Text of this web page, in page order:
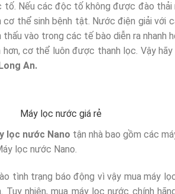
Nếu các độc tố không được đào thải
thể sinh bệnh tật. Nước điện giải với
vào trong các tế bào diễn ra nhanh
cơ thể luôn được thanh lọc. Vậy
An.
Máy lọc nước giá rẻ
lọc nước Nano tận nhà bao gồm các
lọc nước Nano.
tình trạng báo động vì vậy mua máy
nhiên, mua máy lọc nước chính